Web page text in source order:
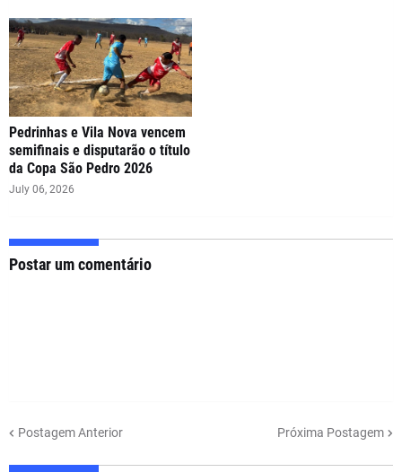
Pedrinhas e Vila Nova vencem
semifinais e disputarão o título
da Copa São Pedro 2026
July 06, 2026
Postar um comentário
Postagem Anterior Próxima Postagem